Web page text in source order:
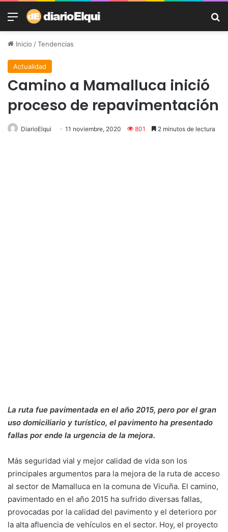
Menú
Inicio /Tendencias
Actualidad
Camino a Mamalluca inició
proceso de repavimentación
DiarioElqui 11 noviembre, 2020 801 2 minutos de lectura
La ruta fue pavimentada en el año 2015, pero por el gran
uso domiciliario y turístico, el pavimento ha presentado
fallas por ende la urgencia de la mejora.
Más seguridad vial y mejor calidad de vida son los
principales argumentos para la mejora de la ruta de acceso
al sector de Mamalluca en la comuna de Vicuña. El camino,
pavimentado en el año 2015 ha sufrido diversas fallas,
provocadas por la calidad del pavimento y el deterioro por
la alta afluencia de vehículos en el sector. Hoy, el proyecto